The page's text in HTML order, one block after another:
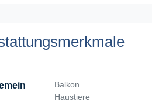
Balkon
Haustiere